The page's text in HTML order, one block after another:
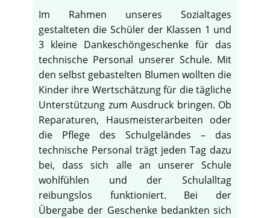
Im Rahmen unseres Sozialtages
gestalteten die Schüler der Klassen 1 und
3 kleine Dankeschöngeschenke für das
technische Personal unserer Schule. Mit
den selbst gebastelten Blumen wollten die
Kinder ihre Wertschätzung für die tägliche
Unterstützung zum Ausdruck bringen. Ob
Reparaturen, Hausmeisterarbeiten oder
die Pflege des Schulgeländes – das
technische Personal trägt jeden Tag dazu
bei, dass sich alle an unserer Schule
wohlfühlen und der Schulalltag
reibungslos funktioniert. Bei der
Übergabe der Geschenke bedankten sich